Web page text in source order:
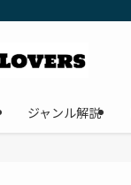
ジャンル解説